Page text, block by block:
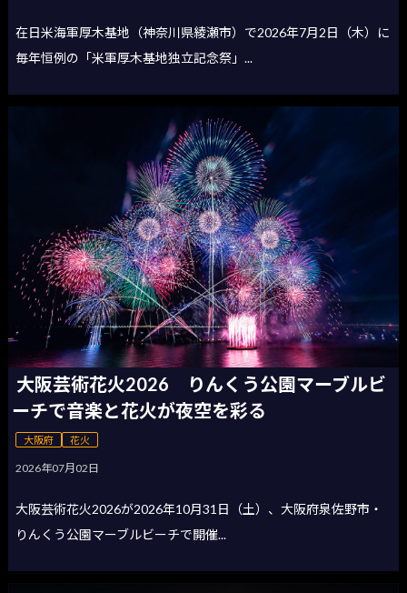
在日米海軍厚木基地（神奈川県綾瀬市）で2026年7月2日（木）に
毎年恒例の「米軍厚木基地独立記念祭」...
大阪芸術花火2026 りんくう公園マーブルビ
ーチで音楽と花火が夜空を彩る
大阪府 花火
2026年07月02日
大阪芸術花火2026が2026年10月31日（土）、大阪府泉佐野市・
りんくう公園マーブルビーチで開催...